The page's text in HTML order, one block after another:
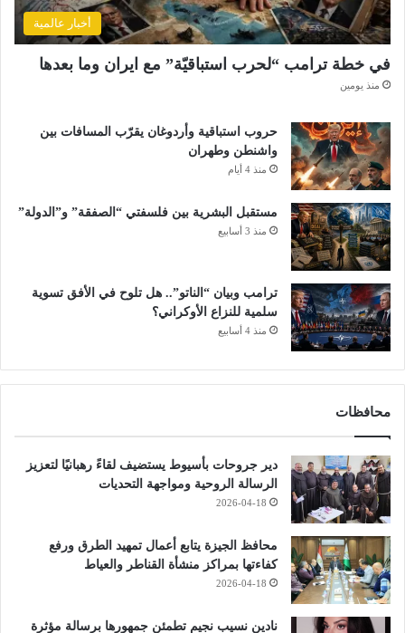
أخبار عالمية
في خطة ترامب “لحرب استباقيّة” مع ايران وما بعدها
منذ يومين
حروب استباقية وأردوغان يقرّب المسافات بين
واشنطن وطهران
منذ 4 أيام
مستقبل البشرية بين فلسفتي “الصفقة” و”الدولة”
منذ 3 أسابيع
ترامب وبيان “الناتو”.. هل تلوح في الأفق تسوية
سلمية للنزاع الأوكراني؟
منذ 4 أسابيع
محافظات
دير جروحات بأسيوط يستضيف لقاءً رهبانيًا لتعزيز
الرسالة الروحية ومواجهة التحديات
2026-04-18
محافظ الجيزة يتابع أعمال تمهيد الطرق ورفع
كفاءتها بمراكز منشأة القناطر والعياط
2026-04-18
نادين نسيب نجيم تطمئن جمهورها برسالة مؤثرة